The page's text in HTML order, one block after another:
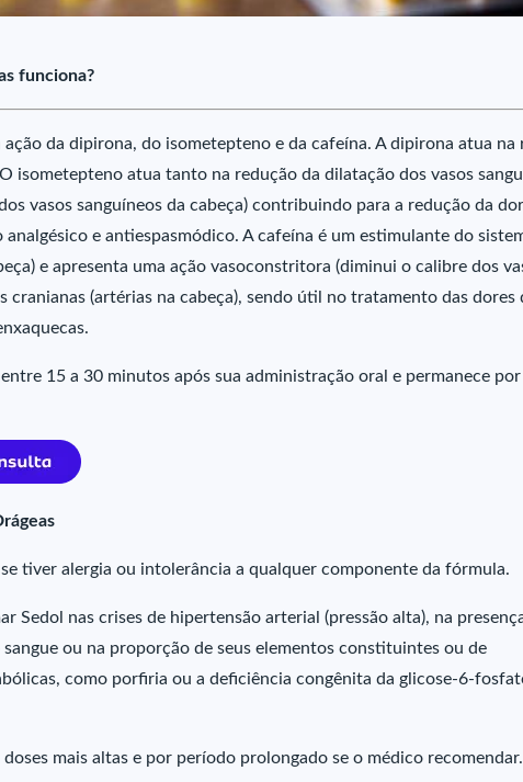
funciona?
da dipirona, do isometepteno e da cafeína. A dipirona atua na
isometepteno atua tanto na redução da dilatação dos vasos
vasos sanguíneos da cabeça) contribuindo para a redução da
e antiespasmódico. A cafeína é um estimulante do
e apresenta uma ação vasoconstritora (diminui o calibre dos
cranianas (artérias na cabeça), sendo útil no tratamento das dores
15 a 30 minutos após sua administração oral e permanece
tiver alergia ou intolerância a qualquer componente da fórmula.
Sedol nas crises de hipertensão arterial (pressão alta), na
ou na proporção de seus elementos constituintes ou de
como porfiria ou a deficiência congênita da glicose-6-
mais altas e por período prolongado se o médico recomendar.